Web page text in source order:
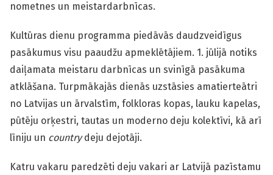
nometnes un meistardarbnīcas.
Kultūras dienu programma piedāvās daudzveidīgus
pasākumus visu paaudžu apmeklētājiem. 1. jūlijā notiks
daiļamata meistaru darbnīcas un svinīgā pasākuma
atklāšana. Turpmākajās dienās uzstāsies amatierteātri
no Latvijas un ārvalstīm, folkloras kopas, lauku kapelas,
pūtēju orķestri, tautas un moderno deju kolektīvi, kā arī
līniju un countrydeju dejotāji.
Katru vakaru paredzēti deju vakari ar Latvijā pazīstamu